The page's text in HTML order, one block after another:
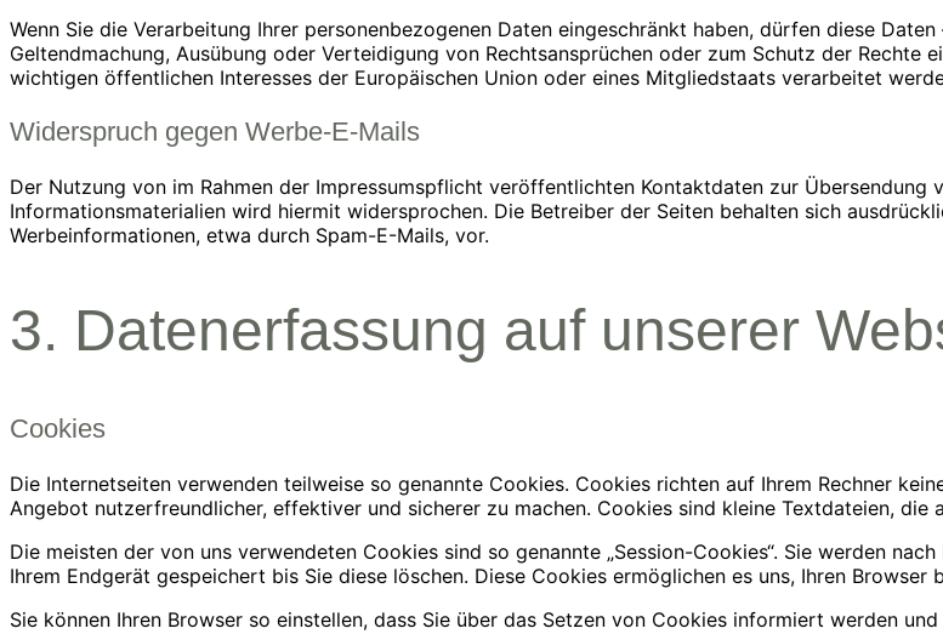
Wenn Sie die Verarbeitung Ihrer personenbezogenen Daten eingeschränkt haben, dürfen diese
Geltendmachung, Ausübung oder Verteidigung von Rechtsansprüchen oder zum Schutz der Rechte
wichtigen öffentlichen Interesses der Europäischen Union oder eines Mitgliedstaats verarbeitet
Widerspruch gegen Werbe-E-Mails
Der Nutzung von im Rahmen der Impressumspflicht veröffentlichten Kontaktdaten zur
Informationsmaterialien wird hiermit widersprochen. Die Betreiber der Seiten behalten sich
Werbeinformationen, etwa durch Spam-E-Mails, vor.
3. Datenerfassung auf unserer
Cookies
Die Internetseiten verwenden teilweise so genannte Cookies. Cookies richten auf Ihrem Rechner
Angebot nutzerfreundlicher, effektiver und sicherer zu machen. Cookies sind kleine Textdateien,
Die meisten der von uns verwendeten Cookies sind so genannte „Session-Cookies“. Sie werden
Ihrem Endgerät gespeichert bis Sie diese löschen. Diese Cookies ermöglichen es uns, Ihren Browser
Sie können Ihren Browser so einstellen, dass Sie über das Setzen von Cookies informiert werden